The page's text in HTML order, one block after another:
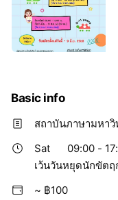
Basic info
สถาบันภาษามหา
Sat
09:00 -
เว้นวันหยุดนักขัต
~ ฿100